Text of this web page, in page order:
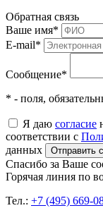
Обратная связь
Ваше имя*
E-mail*
Сообщение*
* - поля,
Я даю согласие
соответствии с
данных
Отправить
Спасибо за Ваше
Горячая линия по
Тел.: +7 (495) 669-